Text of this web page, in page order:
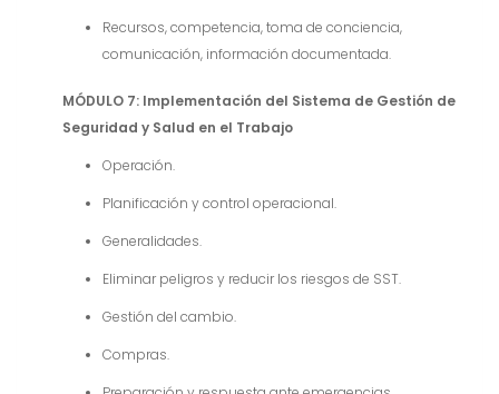
Recursos, competencia, toma de conciencia,
comunicación, información documentada.
MÓDULO 7: Implementación del Sistema de Gestión de
Seguridad y Salud en el Trabajo
Operación.
Planificación y control operacional.
Generalidades.
Eliminar peligros y reducir los riesgos de SST.
Gestión del cambio.
Compras.